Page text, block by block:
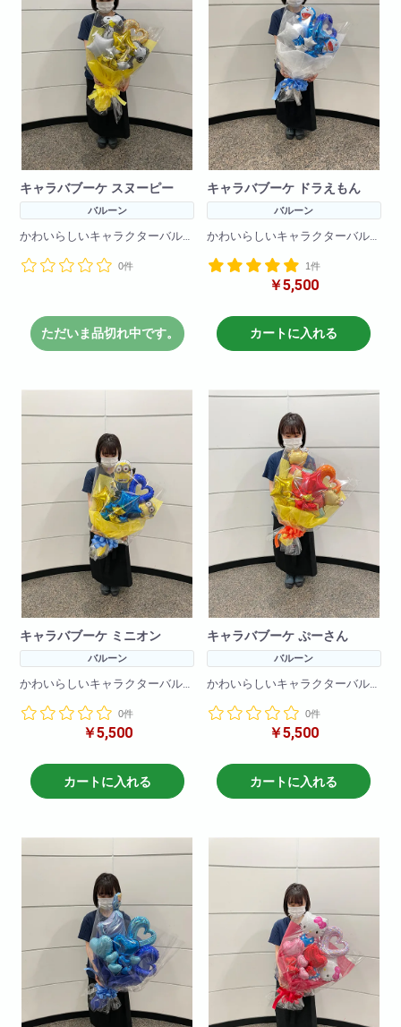
キャラバブーケ スヌーピー
バルーン
かわいらしいキャラクターバル
バルーンのみで作成しているの
※在庫状況によりバルーンは異な
る場合がございます
0件
ただいま品切れ中です。
キャラバブーケ ドラえもん
バルーン
かわいらしいキャラクターバル
バルーンのみで作成しているの
で枯れる心配をすることなく
※在庫状況によりバルーンは異な
る場合がございます
1件
￥5,500
カートに入れる
キャラバブーケ ミニオン
バルーン
かわいらしいキャラクターバル
バルーンのみで作成しているの
で枯れる心配をすることなく
※在庫状況によりバルーンは異な
る場合がございます
0件
￥5,500
カートに入れる
キャラバブーケ ぷーさん
バルーン
かわいらしいキャラクターバル
バルーンのみで作成しているの
で枯れる心配をすることなく
※在庫状況によりバルーンは異な
る場合がございます
0件
￥5,500
カートに入れる